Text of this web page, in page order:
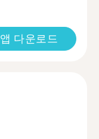
앱 다운로드